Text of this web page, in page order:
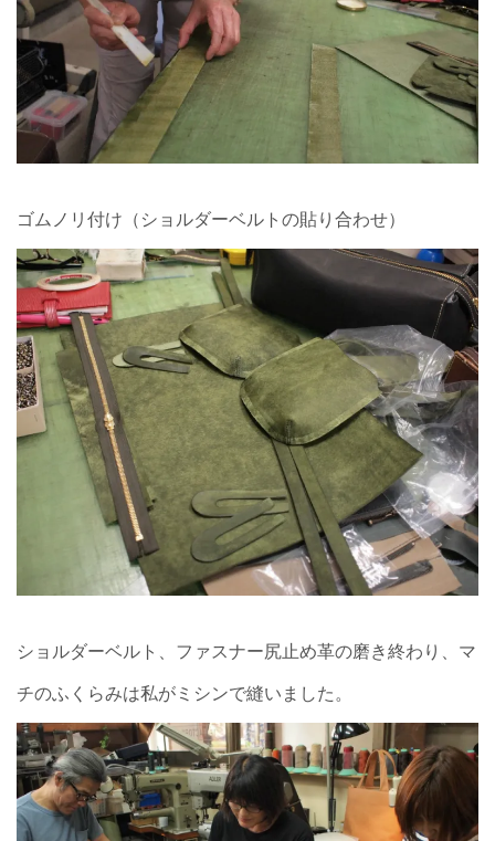
ゴムノリ付け（ショルダーベルトの貼り合わせ）
ショルダーベルト、ファスナー尻止め革の磨き終わり、マ
チのふくらみは私がミシンで縫いました。